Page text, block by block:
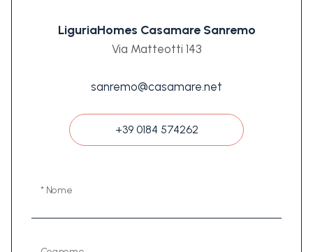
LiguriaHomes Casamare Sanremo
Via Matteotti 143
sanremo@casamare.net
+39 0184 574262
* Nome